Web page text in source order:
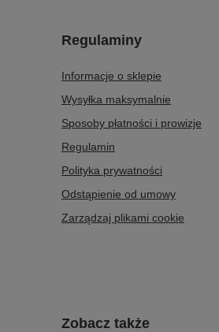
Regulaminy
Informacje o sklepie
Wysyłka maksymalnie
Sposoby płatności i prowizje
Regulamin
Polityka prywatności
Odstąpienie od umowy
Zarządzaj plikami cookie
Zobacz także